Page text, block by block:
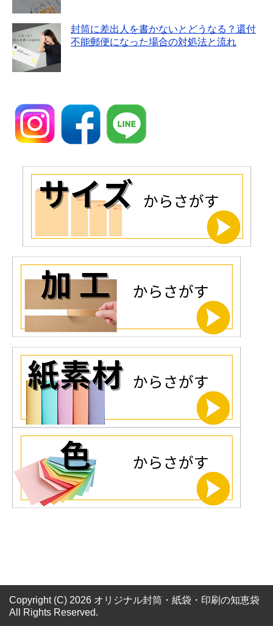
封筒に差出人を書かないとどうなる？還付
不能郵便になった場合の対処法と流れ
Copyright (C) 2026 オリジナル封筒・紙袋・印刷の知恵袋
All Rights Reserved.